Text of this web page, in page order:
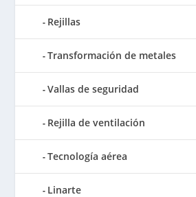
Rejillas
Transformación de metales
Vallas de seguridad
Rejilla de ventilación
Tecnología aérea
Linarte